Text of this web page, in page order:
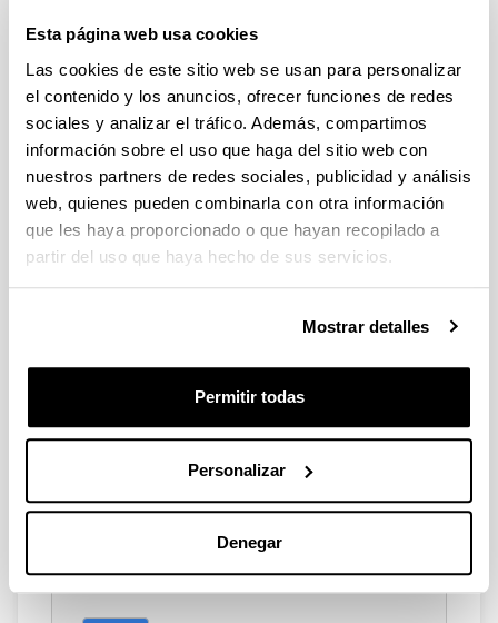
Esta página web usa cookies
Las cookies de este sitio web se usan para personalizar
el contenido y los anuncios, ofrecer funciones de redes
sociales y analizar el tráfico. Además, compartimos
información sobre el uso que haga del sitio web con
nuestros partners de redes sociales, publicidad y análisis
web, quienes pueden combinarla con otra información
que les haya proporcionado o que hayan recopilado a
partir del uso que haya hecho de sus servicios.
Mostrar detalles
Permitir todas
Personalizar
Denegar
Iradokizunak eta eskaerak
Idatzi hemen zure iradokizuna edo eskaera
Derrigorrezko eremuak